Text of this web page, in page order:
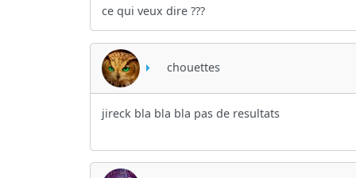
ce qui veux dire ???
chouettes
jireck bla bla bla pas de resultats